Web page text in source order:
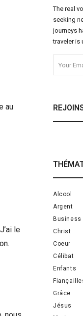
au
le
The real
seeking
journeys
traveler is
Alcool
Argent
Business
Christ
Coeur
Célibat
Enfants
Grâce
Jésus